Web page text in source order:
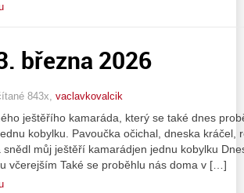
března 2026
843x, vaclavkovalcik
ještěřího kamaráda, který se také dnes
kobylku. Pavoučka očichal, dneska kráčel,
snědl můj ještěří kamarádjen jednu kobylku
včerejším Také se proběhlu nás doma v […]